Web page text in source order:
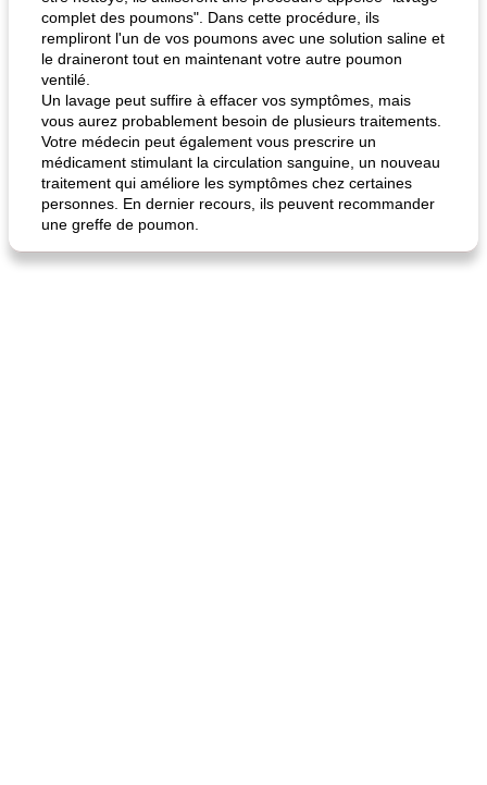
complet des poumons". Dans cette procédure, ils
rempliront l'un de vos poumons avec une solution saline et
le draineront tout en maintenant votre autre poumon
ventilé.
Un lavage peut suffire à effacer vos symptômes, mais
vous aurez probablement besoin de plusieurs traitements.
Votre médecin peut également vous prescrire un
médicament stimulant la circulation sanguine, un nouveau
traitement qui améliore les symptômes chez certaines
personnes. En dernier recours, ils peuvent recommander
une greffe de poumon.